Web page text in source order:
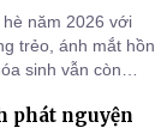
hè năm 2026 với
trẻo, ánh mắt hồn
sinh vẫn còn
thành hành
phát nguyện